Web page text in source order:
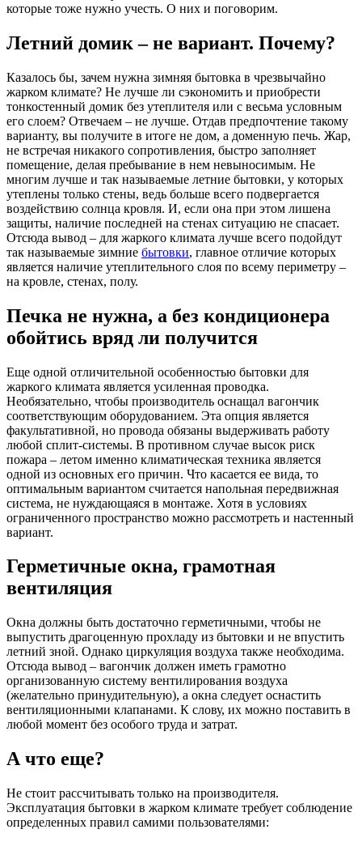
которые тоже нужно учесть. О них и поговорим.
Летний домик – не вариант. Почему?
Казалось бы, зачем нужна зимняя бытовка в чрезвычайно
жарком климате? Не лучше ли сэкономить и приобрести
тонкостенный домик без утеплителя или с весьма условным
его слоем? Отвечаем – не лучше. Отдав предпочтение такому
варианту, вы получите в итоге не дом, а доменную печь. Жар,
не встречая никакого сопротивления, быстро заполняет
помещение, делая пребывание в нем невыносимым. Не
многим лучше и так называемые летние бытовки, у которых
утеплены только стены, ведь больше всего подвергается
воздействию солнца кровля. И, если она при этом лишена
защиты, наличие последней на стенах ситуацию не спасает.
Отсюда вывод – для жаркого климата лучше всего подойдут
так называемые зимние бытовки, главное отличие которых
является наличие утеплительного слоя по всему периметру –
на кровле, стенах, полу.
Печка не нужна, а без кондиционера
обойтись вряд ли получится
Еще одной отличительной особенностью бытовки для
жаркого климата является усиленная проводка.
Необязательно, чтобы производитель оснащал вагончик
соответствующим оборудованием. Эта опция является
факультативной, но провода обязаны выдерживать работу
любой сплит-системы. В противном случае высок риск
пожара – летом именно климатическая техника является
одной из основных его причин. Что касается ее вида, то
оптимальным вариантом считается напольная передвижная
система, не нуждающаяся в монтаже. Хотя в условиях
ограниченного пространство можно рассмотреть и настенный
вариант.
Герметичные окна, грамотная
вентиляция
Окна должны быть достаточно герметичными, чтобы не
выпустить драгоценную прохладу из бытовки и не впустить
летний зной. Однако циркуляция воздуха также необходима.
Отсюда вывод – вагончик должен иметь грамотно
организованную систему вентилирования воздуха
(желательно принудительную), а окна следует оснастить
вентиляционными клапанами. К слову, их можно поставить в
любой момент без особого труда и затрат.
А что еще?
Не стоит рассчитывать только на производителя.
Эксплуатация бытовки в жарком климате требует соблюдение
определенных правил самими пользователями: